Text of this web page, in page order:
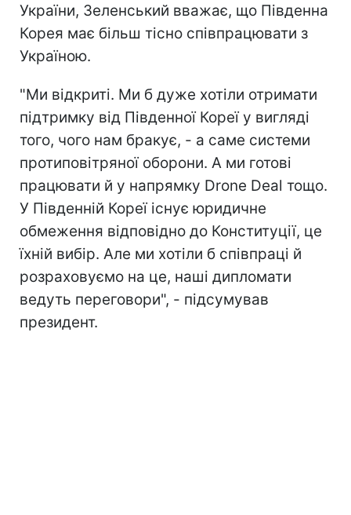
України, Зеленський вважає, що Південна
Корея має більш тісно співпрацювати з
Україною.
"Ми відкриті. Ми б дуже хотіли отримати
підтримку від Південної Кореї у вигляді
того, чого нам бракує, - а саме системи
протиповітряної оборони. А ми готові
працювати й у напрямку Drone Deal тощо.
У Південній Кореї існує юридичне
обмеження відповідно до Конституції, це
їхній вибір. Але ми хотіли б співпраці й
розраховуємо на це, наші дипломати
ведуть переговори", - підсумував
президент.